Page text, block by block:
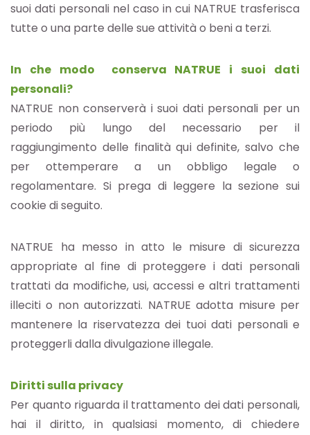
suoi dati personali nel caso in cui NATRUE trasferisca
tutte o una parte delle sue attività o beni a terzi.
In che modo conserva NATRUE i suoi dati
personali?
NATRUE non conserverà i suoi dati personali per un
periodo più lungo del necessario per il
raggiungimento delle finalità qui definite, salvo che
per ottemperare a un obbligo legale o
regolamentare. Si prega di leggere la sezione sui
cookie di seguito.
NATRUE ha messo in atto le misure di sicurezza
appropriate al fine di proteggere i dati personali
trattati da modifiche, usi, accessi e altri trattamenti
illeciti o non autorizzati. NATRUE adotta misure per
mantenere la riservatezza dei tuoi dati personali e
proteggerli dalla divulgazione illegale.
Diritti sulla privacy
Per quanto riguarda il trattamento dei dati personali,
hai il diritto, in qualsiasi momento, di chiedere